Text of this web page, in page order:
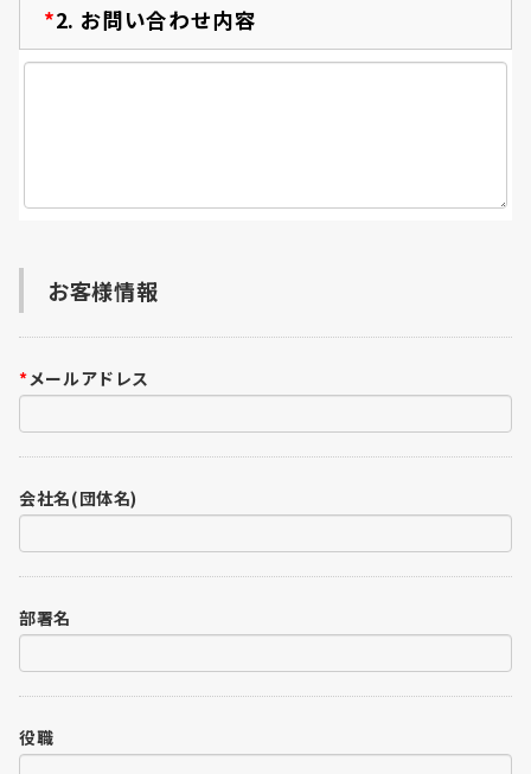
*2. お問い合わせ内容
お客様情報
*メールアドレス
会社名(団体名)
部署名
役職